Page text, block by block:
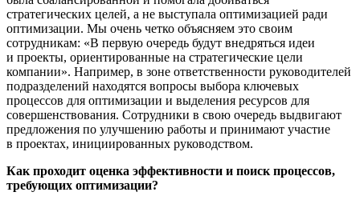
стратегических целей, а не выступала оптимизацией ради
оптимизации. Мы очень четко объясняем это своим
сотрудникам: «В первую очередь будут внедряться идеи
и проекты, ориентированные на стратегические цели
компании». Например, в зоне ответственности руководителей
подразделений находятся вопросы выбора ключевых
процессов для оптимизации и выделения ресурсов для
совершенствования. Сотрудники в свою очередь выдвигают
предложения по улучшению работы и принимают участие
в проектах, инициированных руководством.
Как проходит оценка эффективности и поиск процессов,
требующих оптимизации?